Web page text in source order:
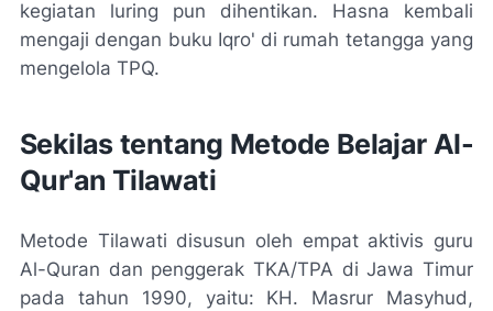
kegiatan luring pun dihentikan. Hasna kembali
mengaji dengan buku Iqro' di rumah tetangga yang
mengelola TPQ.
Sekilas tentang Metode Belajar Al-
Qur'an Tilawati
Metode Tilawati disusun oleh empat aktivis guru
Al-Quran dan penggerak TKA/TPA di Jawa Timur
pada tahun 1990, yaitu: KH. Masrur Masyhud,